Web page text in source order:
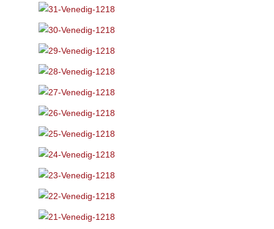
Familie / Hochzeit
Tanz und Event
Landschaft / Reisen
Bilder aus Kursen
SHOOTING & FOTOARBEITEN
Shooting Ablauf
Portrait
Akt
On Location / Outdoor